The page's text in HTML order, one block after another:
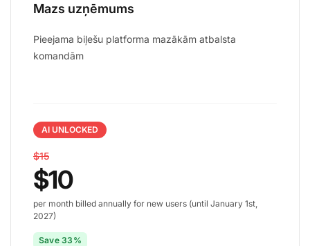
Mazs uzņēmums
Pieejama biļešu platforma mazākām atbalsta
komandām
AI UNLOCKED
$15
$10
per month billed annually for new users (until January 1st,
2027)
Save 33%